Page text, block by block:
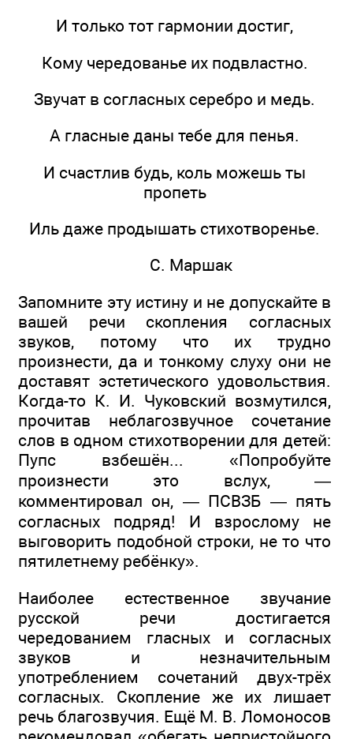
И только тот гармонии достиг,
Кому чередованье их подвластно.
Звучат в согласных серебро и медь.
А гласные даны тебе для пенья.
И счастлив будь, коль можешь ты
пропеть
Иль даже продышать стихотворенье.
С. Маршак
Запомните эту истину и не допускайте в
вашей речи скопления согласных
звуков, потому что их трудно
произнести, да и тонкому слуху они не
доставят эстетического удовольствия.
Когда-то К. И. Чуковский возмутился,
прочитав неблагозвучное сочетание
слов в одном стихотворении для детей:
Пупс взбешён... «Попробуйте
произнести это вслух, —
комментировал он, — ПСВЗБ — пять
согласных подряд! И взрослому не
выговорить подобной строки, не то что
пятилетнему ребёнку».
Наиболее естественное звучание
русской речи достигается
чередованием гласных и согласных
звуков и незначительным
употреблением сочетаний двух-трёх
согласных. Скопление же их лишает
речь благозвучия. Ещё М. В. Ломоносов